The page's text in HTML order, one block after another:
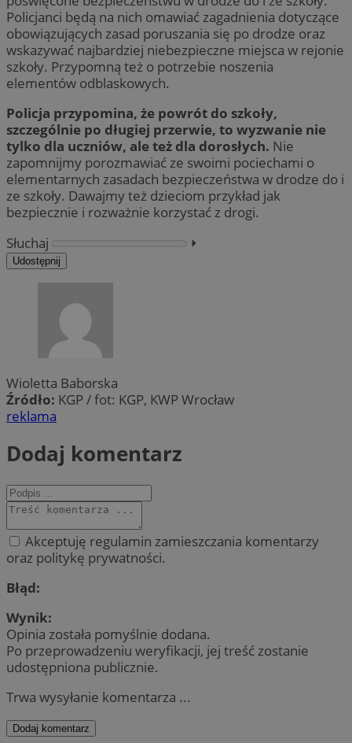
Policjanci będą na nich omawiać zagadnienia dotyczące
obowiązujących zasad poruszania się po drodze oraz
wskazywać najbardziej niebezpieczne miejsca w rejonie
szkoły. Przypomną też o potrzebie noszenia
elementów odblaskowych.
Policja przypomina, że powrót do szkoły,
szczególnie po długiej przerwie, to wyzwanie nie
tylko dla uczniów, ale też dla dorosłych. Nie
zapomnijmy porozmawiać ze swoimi pociechami o
elementarnych zasadach bezpieczeństwa w drodze do i
ze szkoły. Dawajmy też dzieciom przykład jak
bezpiecznie i rozważnie korzystać z drogi.
Słuchaj
⏵︎
Udostępnij
Wioletta Baborska
Źródło: KGP / fot: KGP, KWP Wrocław
reklama
Dodaj komentarz
Akceptuję regulamin zamieszczania komentarzy
oraz politykę prywatności.
Błąd:
Wynik:
Opinia została pomyślnie dodana.
Po przeprowadzeniu weryfikacji, jej treść zostanie
udostępniona publicznie.
Trwa wysyłanie komentarza ...
Dodaj komentarz